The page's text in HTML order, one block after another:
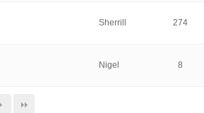
Sherrill 274
Nigel 8